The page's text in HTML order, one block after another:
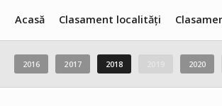
Acasă Clasament localități
2016 2017 2018 2020